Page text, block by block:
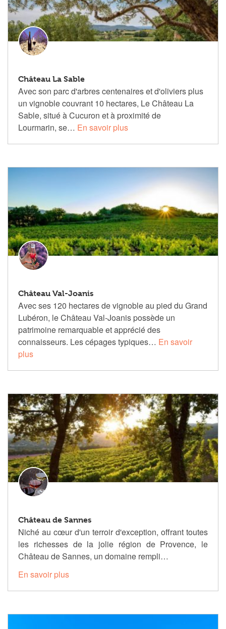
Château La Sable
Avec son parc d'arbres centenaires et d'oliviers plus
un vignoble couvrant 10 hectares, Le Château La
Sable, situé à Cucuron et à proximité de
Lourmarin, se… En savoir plus
Château Val-Joanis
Avec ses 120 hectares de vignoble au pied du Grand
Lubéron, le Château Val-Joanis possède un
patrimoine remarquable et apprécié des
connaisseurs. Les cépages typiques… En savoir
plus
Château de Sannes
Niché au cœur d'un terroir d'exception, offrant toutes
les richesses de la jolie région de Provence, le
Château de Sannes, un domaine rempli…
En savoir plus